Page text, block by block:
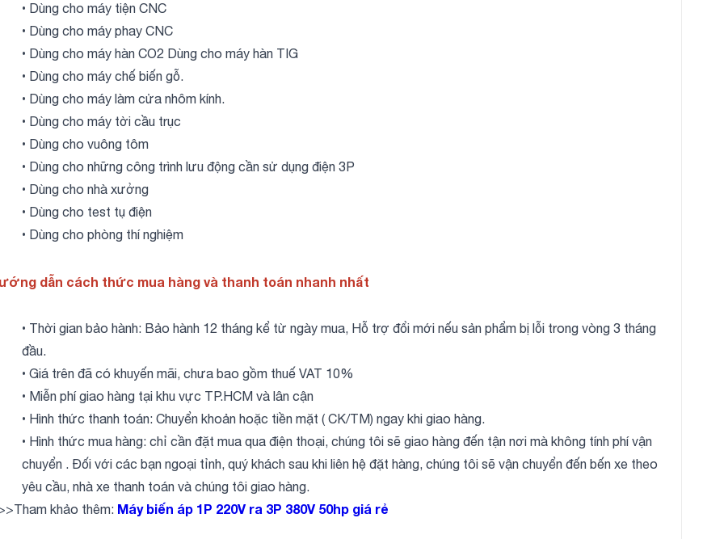
• Dùng cho máy tiện CNC
• Dùng cho máy phay CNC
• Dùng cho máy hàn CO2 Dùng cho máy hàn TIG
• Dùng cho máy chế biến gỗ.
• Dùng cho máy làm cửa nhôm kính.
• Dùng cho máy tời cầu trục
• Dùng cho vuông tôm
• Dùng cho những công trình lưu động cần sử dụng điện 3P
• Dùng cho nhà xưởng
• Dùng cho test tụ điện
• Dùng cho phòng thí nghiệm
dẫn cách thức mua hàng và thanh toán nhanh nhất
• Thời gian bảo hành: Bảo hành 12 tháng kể từ ngày mua, Hỗ trợ đổi mới nếu sản phẩm bị lỗi trong vòng 3 tháng
đầu.
• Giá trên đã có khuyến mãi, chưa bao gồm thuế VAT 10%
• Miễn phí giao hàng tại khu vực TP.HCM và lân cận
• Hình thức thanh toán: Chuyển khoản hoặc tiền mặt ( CK/TM) ngay khi giao hàng.
• Hình thức mua hàng: chỉ cần đặt mua qua điện thoại, chúng tôi sẽ giao hàng đến tận nơi mà không tính phí vận
chuyển . Đối với các bạn ngoại tỉnh, quý khách sau khi liên hệ đặt hàng, chúng tôi sẽ vận chuyển đến bến xe theo
yêu cầu, nhà xe thanh toán và chúng tôi giao hàng.
khảo thêm: Máy biến áp 1P 220V ra 3P 380V 50hp giá rẻ